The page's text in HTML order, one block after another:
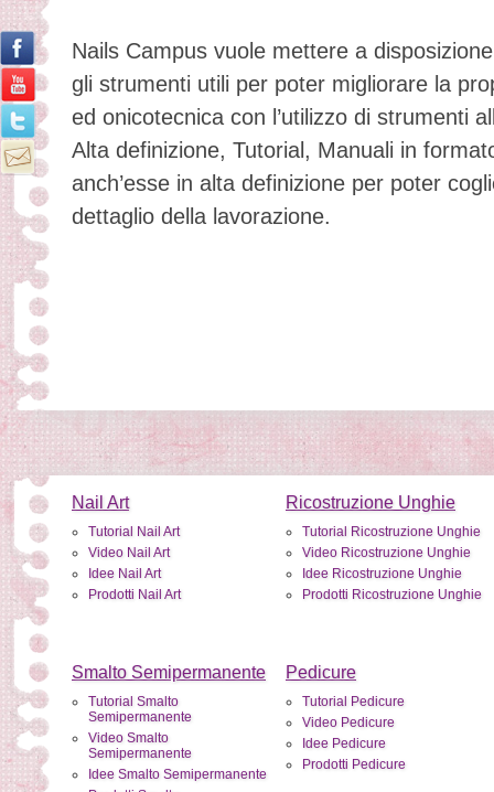
Nails Campus vuole mettere a
gli strumenti utili per poter migliorare la
ed onicotecnica con l’utilizzo di strumenti
Alta definizione, Tutorial, Manuali in
anch’esse in alta definizione per poter
dettaglio della lavorazione.
Nail Art
Tutorial Nail Art
Video Nail Art
Idee Nail Art
Prodotti Nail Art
Ricostruzione Unghie
Tutorial Ricostruzione Unghie
Video Ricostruzione Unghie
Idee Ricostruzione Unghie
Prodotti Ricostruzione Unghie
Smalto Semipermanente
Tutorial Smalto
Semipermanente
Video Smalto
Semipermanente
Idee Smalto Semipermanente
Pedicure
Tutorial Pedicure
Video Pedicure
Idee Pedicure
Prodotti Pedicure